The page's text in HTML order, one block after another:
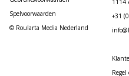
Spelvoorwaarden
© Roularta Media Nederland
1114
+31